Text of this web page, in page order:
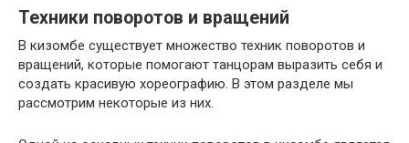
Техники поворотов и вращений
В кизомбе существует множество техник поворотов и
вращений, которые помогают танцорам выразить себя и
создать красивую хореографию. В этом разделе мы
рассмотрим некоторые из них.